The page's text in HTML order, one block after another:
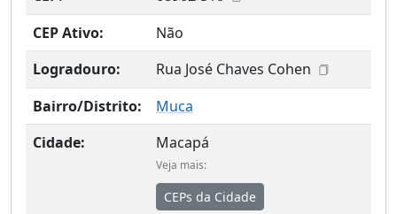
CEP Ativo:
Não
Logradouro:
Rua José Chaves Cohen
Bairro/Distrito:
Muca
Cidade:
Macapá
Veja mais:
CEPs da Cidade